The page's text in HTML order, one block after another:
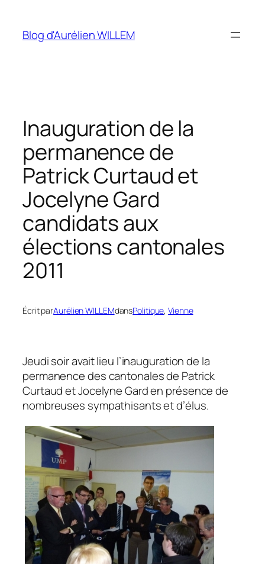
contenu
Blog d'Aurélien WILLEM
Inauguration de la
permanence de
Patrick Curtaud et
Jocelyne Gard
candidats aux
élections cantonales
2011
Écrit parAurélien WILLEMdansPolitique, Vienne
Jeudi soir avait lieu l’inauguration de la
permanence des cantonales de Patrick
Curtaud et Jocelyne Gard en présence de
nombreuses sympathisants et d’élus.